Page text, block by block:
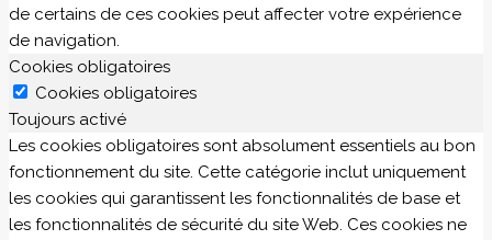
de certains de ces cookies peut affecter votre expérience
de navigation.
Cookies obligatoires
Cookies obligatoires
Toujours activé
Les cookies obligatoires sont absolument essentiels au bon
fonctionnement du site. Cette catégorie inclut uniquement
les cookies qui garantissent les fonctionnalités de base et
les fonctionnalités de sécurité du site Web. Ces cookies ne